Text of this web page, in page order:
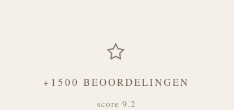
+1500 BEOORDELINGEN
score 9.2